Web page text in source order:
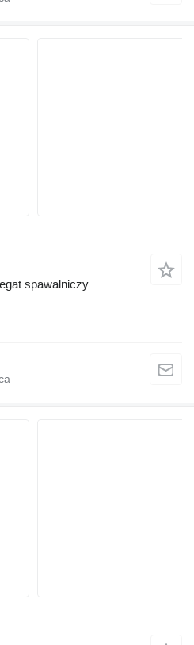
spawalniczy